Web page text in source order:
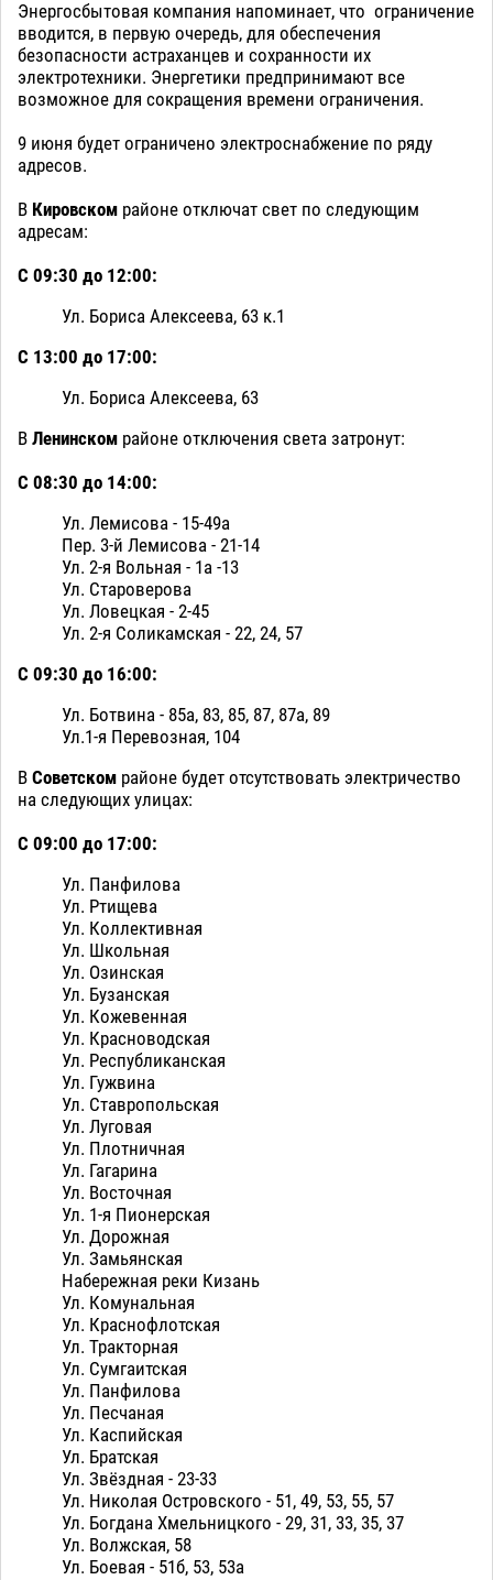
Энергосбытовая компания напоминает, что ограничение
вводится, в первую очередь, для обеспечения
безопасности астраханцев и сохранности их
электротехники. Энергетики предпринимают все
возможное для сокращения времени ограничения.
9 июня будет ограничено электроснабжение по ряду
адресов.
В Кировском районе отключат свет по следующим
адресам:
С 09:30 до 12:00:
Ул. Бориса Алексеева, 63 к.1
С 13:00 до 17:00:
Ул. Бориса Алексеева, 63
В Ленинском районе отключения света затронут:
С 08:30 до 14:00:
Ул. Лемисова - 15-49а
Пер. 3-й Лемисова - 21-14
Ул. 2-я Вольная - 1а -13
Ул. Староверова
Ул. Ловецкая - 2-45
Ул. 2-я Соликамская - 22, 24, 57
С 09:30 до 16:00:
Ул. Ботвина - 85а, 83, 85, 87, 87а, 89
Ул.1-я Перевозная, 104
В Советском районе будет отсутствовать электричество
на следующих улицах:
С 09:00 до 17:00:
Ул. Панфилова
Ул. Ртищева
Ул. Коллективная
Ул. Школьная
Ул. Озинская
Ул. Бузанская
Ул. Кожевенная
Ул. Красноводская
Ул. Республиканская
Ул. Гужвина
Ул. Ставропольская
Ул. Луговая
Ул. Плотничная
Ул. Гагарина
Ул. Восточная
Ул. 1-я Пионерская
Ул. Дорожная
Ул. Замьянская
Набережная реки Кизань
Ул. Комунальная
Ул. Краснофлотская
Ул. Тракторная
Ул. Сумгаитская
Ул. Панфилова
Ул. Песчаная
Ул. Каспийская
Ул. Братская
Ул. Звёздная - 23-33
Ул. Николая Островского - 51, 49, 53, 55, 57
Ул. Богдана Хмельницкого - 29, 31, 33, 35, 37
Ул. Волжская, 58
Ул. Боевая - 51б, 53, 53а